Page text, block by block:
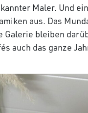
Maler. Und
aus. Das
bleiben
auch das ganze